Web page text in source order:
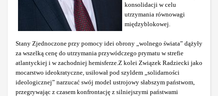
konsolidacji w celu
utrzymania równowagi
międzyblokowej.
Stany Zjednoczone przy pomocy idei obrony „wolnego świata” dążyły
za wszelką cenę do utrzymania przywódczego prymatu w strefie
atlantyckiej i w zachodniej hemisferze. Z kolei Związek Radziecki jako
mocarstwo ideokratyczne, usiłował pod szyldem „solidarności
ideologicznej” narzucać swój model ustrojowy słabszym państwom,
przegrywając z czasem konfrontację z silniejszymi państwami